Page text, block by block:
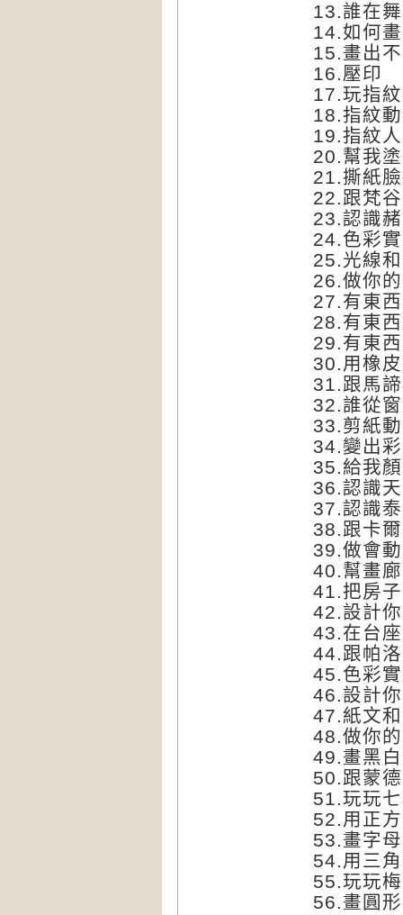
13.誰在
14.如何
15.畫出
16.壓印
17.玩指紋
18.指紋
19.指紋人
20.幫我
21.撕紙
22.跟梵
23.認識
24.色彩
25.光線
26.做你
27.有東
28.有東
29.有東
30. 用橡
31.跟馬
32.誰從
33.剪紙
34.變出
35.給我
36.認識
37.認識
38.跟卡
39.做會
40.幫畫
41.把房
42.設計
43.在台
44.跟帕
45.色彩
46.設計
47.紙文
48.做你
49.畫黑
50.跟蒙
51.玩玩
52. 用正
53.畫字母
54. 用三
55.玩玩
56.畫圓形